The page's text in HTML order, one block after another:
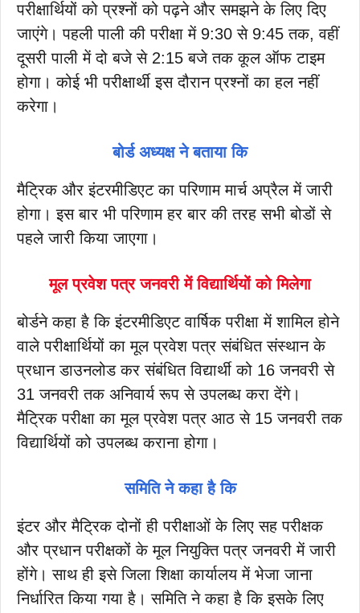
परीक्षार्थियों को प्रश्नों को पढ़ने और समझने के लिए दिए
जाएंगे। पहली पाली की परीक्षा में 9:30 से 9:45 तक, वहीं
दूसरी पाली में दो बजे से 2:15 बजे तक कूल ऑफ टाइम
होगा। कोई भी परीक्षार्थी इस दौरान प्रश्नों का हल नहीं
करेगा।
बोर्ड अध्यक्ष ने बताया कि
मैट्रिक और इंटरमीडिएट का परिणाम मार्च अप्रैल में जारी
होगा। इस बार भी परिणाम हर बार की तरह सभी बोडों से
पहले जारी किया जाएगा।
मूल प्रवेश पत्र जनवरी में विद्यार्थियों को मिलेगा
बोर्डने कहा है कि इंटरमीडिएट वार्षिक परीक्षा में शामिल होने
वाले परीक्षार्थियों का मूल प्रवेश पत्र संबंधित संस्थान के
प्रधान डाउनलोड कर संबंधित विद्यार्थी को 16 जनवरी से
31 जनवरी तक अनिवार्य रूप से उपलब्ध करा देंगे।
मैट्रिक परीक्षा का मूल प्रवेश पत्र आठ से 15 जनवरी तक
विद्यार्थियों को उपलब्ध कराना होगा।
समिति ने कहा है कि
इंटर और मैट्रिक दोनों ही परीक्षाओं के लिए सह परीक्षक
और प्रधान परीक्षकों के मूल नियुक्ति पत्र जनवरी में जारी
होंगे। साथ ही इसे जिला शिक्षा कार्यालय में भेजा जाना
निर्धारित किया गया है। समिति ने कहा है कि इसके लिए